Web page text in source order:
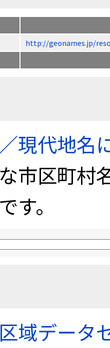
http://geonames.jp/
現代地名
市区町村
す。
域データ